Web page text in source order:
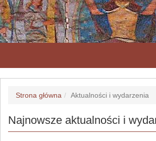
Strona główna Aktualności i wydarzenia
Najnowsze aktualności i